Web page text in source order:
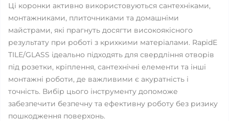
Ці коронки активно використовуються сантехніками,
монтажниками, плиточниками та домашніми
майстрами, які прагнуть досягти високоякісного
результату при роботі з крихкими матеріалами. RapidE
TILE/GLASS ідеально підходять для свердління отворів
під розетки, кріплення, сантехнічні елементи та інші
монтажні роботи, де важливими є акуратність і
точність. Вибір цього інструменту допоможе
забезпечити безпечну та ефективну роботу без ризику
пошкодження поверхонь.